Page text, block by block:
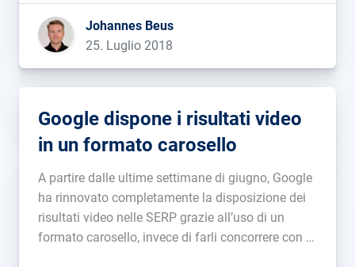
“veloce“, presentandoti un nuovo strumento
gratuito per confrontare il Pagespeed della tua
pagina web con […]...
Johannes Beus
25. Luglio 2018
Google dispone i risultati video
in un formato carosello
A partire dalle ultime settimane di giugno, Google
ha rinnovato completamente la disposizione dei
risultati video nelle SERP grazie all’uso di un
formato carosello, invece di farli concorrere con i